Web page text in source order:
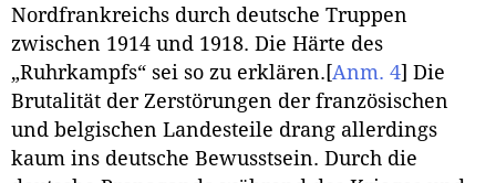
Nordfrankreichs durch deutsche Truppen
zwischen 1914 und 1918. Die Härte des
„Ruhrkampfs“ sei so zu erklären. [Anm. 4] Die
Brutalität der Zerstörungen der französischen
und belgischen Landesteile drang allerdings
kaum ins deutsche Bewusstsein. Durch die